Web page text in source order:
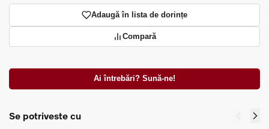
Adaugă în lista de dorințe
Compară
Ai întrebări? Sună-ne!
Se potriveste cu